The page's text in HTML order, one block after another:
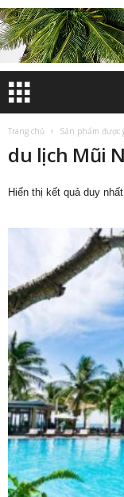
Trang chủ Sản phẩm được
du lịch Mũi
Hiển thị kết quả duy nhất